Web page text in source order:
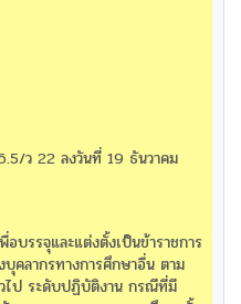
ว 22 ลงวันที่ 19 ธันวาคม
บรรจุและแต่งตั้งเป็นข้าราชการ
คลากรทางการศึกษาอื่น ตาม
ไป ระดับปฏิบัติงาน กรณีที่มี